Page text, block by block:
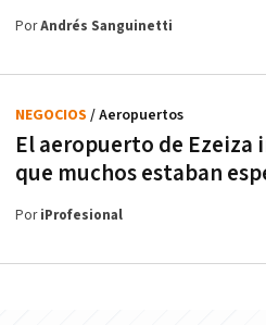
PorAndrés Sanguinetti
El aeropuerto de Ezeiza
que muchos estaban
NEGOCIOS / Aeropuertos
PoriProfesional